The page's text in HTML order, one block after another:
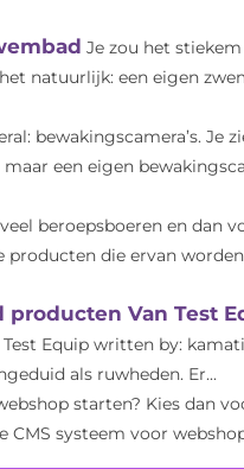
Je zou het
natuurlijk: een eigen
bewakingscamera’s. Je
een eigen
beroepsboeren en dan
producten die ervan
Van Test
Equip written by:
als ruwheden. Er...
starten? Kies dan
systeem voor